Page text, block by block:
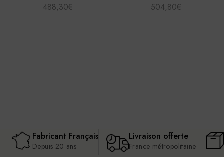
488,30€ 504,80€
Fabricant Français
Depuis 20 ans
Livraison offerte
France métropolitaine